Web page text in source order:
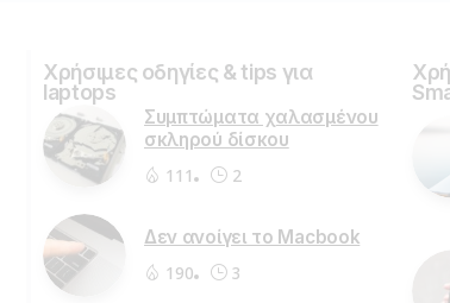
Χρήσιμες οδηγίες & tips για
laptops
Συμπτώματα χαλασμένου
σκληρού δίσκου
111
2
Δεν ανοίγει το Macbook
190
3